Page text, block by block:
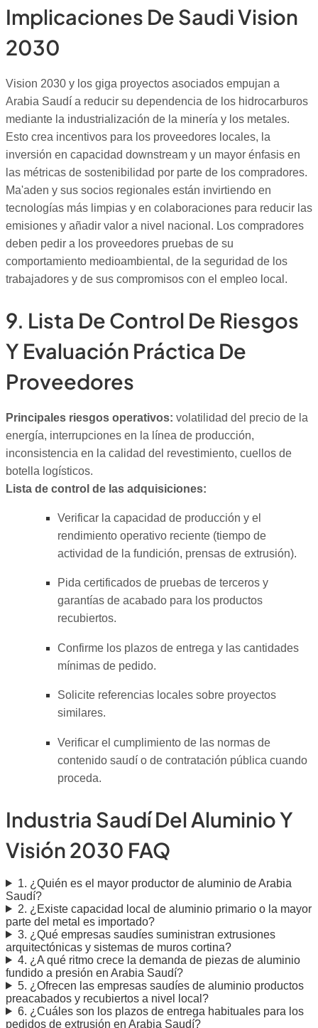
Implicaciones De Saudi Vision
2030
Vision 2030 y los giga proyectos asociados empujan a
Arabia Saudí a reducir su dependencia de los hidrocarburos
mediante la industrialización de la minería y los metales.
Esto crea incentivos para los proveedores locales, la
inversión en capacidad downstream y un mayor énfasis en
las métricas de sostenibilidad por parte de los compradores.
Ma'aden y sus socios regionales están invirtiendo en
tecnologías más limpias y en colaboraciones para reducir las
emisiones y añadir valor a nivel nacional. Los compradores
deben pedir a los proveedores pruebas de su
comportamiento medioambiental, de la seguridad de los
trabajadores y de sus compromisos con el empleo local.
9. Lista De Control De Riesgos
Y Evaluación Práctica De
Proveedores
Principales riesgos operativos: volatilidad del precio de la
energía, interrupciones en la línea de producción,
inconsistencia en la calidad del revestimiento, cuellos de
botella logísticos.
Lista de control de las adquisiciones:
Verificar la capacidad de producción y el
rendimiento operativo reciente (tiempo de
actividad de la fundición, prensas de extrusión).
Pida certificados de pruebas de terceros y
garantías de acabado para los productos
recubiertos.
Confirme los plazos de entrega y las cantidades
mínimas de pedido.
Solicite referencias locales sobre proyectos
similares.
Verificar el cumplimiento de las normas de
contenido saudí o de contratación pública cuando
proceda.
Industria Saudí Del Aluminio Y
Visión 2030 FAQ
1. ¿Quién es el mayor productor de aluminio de Arabia
Saudí?
2. ¿Existe capacidad local de aluminio primario o la mayor
parte del metal es importado?
3. ¿Qué empresas saudíes suministran extrusiones
arquitectónicas y sistemas de muros cortina?
4. ¿A qué ritmo crece la demanda de piezas de aluminio
fundido a presión en Arabia Saudí?
5. ¿Ofrecen las empresas saudíes de aluminio productos
preacabados y recubiertos a nivel local?
6. ¿Cuáles son los plazos de entrega habituales para los
pedidos de extrusión en Arabia Saudí?